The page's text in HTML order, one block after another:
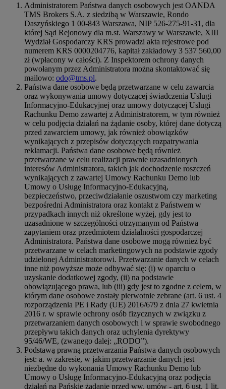
Administratorem Państwa danych osobowych jest OANDA
TMS Brokers S.A. z siedzibą w Warszawie, Rondo
Daszyńskiego 1 00-843 Warszawa, NIP 526-275-91-31, dla
której Sąd Rejonowy dla m.st. Warszawy w Warszawie, XIII
Wydział Gospodarczy KRS prowadzi akta rejestrowe pod
numerem KRS 0000204776, kapitał zakładowy 3 537 560,00
zł (wpłacony w całości). Z Inspektorem ochrony danych
powołanym przez Administratora można skontaktować się
mailowo: odo@tms.pl.
Państwa dane osobowe będą przetwarzane w celu zawarcia
oraz wykonywania umowy dotyczącej świadczenia Usługi
Informacyjno-Edukacyjnej oraz umowy dotyczącej Usługi
Rachunku Demo zawartej z Administratorem, w tym również
w celu podjęcia działań na żądanie osoby, której dane dotyczą
przed zawarciem umowy, jak również obowiązków
wynikających z przepisów dotyczących rozpatrywania
reklamacji. Państwa dane osobowe będą również
przetwarzane w celu realizacji prawnie uzasadnionych
interesów Administratora, takich jak dochodzenie roszczeń
wynikających z zawartej Umowy Rachunku Demo lub
Umowy o Usługę Informacyjno-Edukacyjną,
bezpieczeństwo, przeciwdziałanie oszustwom czy marketing
bezpośredni Administratora oraz kontakt z Państwem w
przypadkach innych niż określone wyżej, gdy jest to
uzasadnione w szczególności otrzymanym od Państwa
zapytaniem oraz przedmiotem działalności gospodarczej
Administratora. Państwa dane osobowe mogą również być
przetwarzane w celach marketingowych na podstawie zgody
udzielonej Administratorowi. Przetwarzanie danych w celach
inne niż powyższe może odbywać się: (i) w oparciu o
uzyskanie dodatkowej zgody, (ii) na podstawie
obowiązującego prawa, lub (iii) gdy jest to zgodne z celem, w
którym dane osobowe zostały pierwotnie zebrane (art. 6 ust. 4
rozporządzenia PE i Rady (UE) 2016/679 z dnia 27 kwietnia
2016 r. w sprawie ochrony osób fizycznych w związku z
przetwarzaniem danych osobowych i w sprawie swobodnego
przepływu takich danych oraz uchylenia dyrektywy
95/46/WE, (zwanego dalej: „RODO”).
Podstawą prawną przetwarzania Państwa danych osobowych
jest: a. w zakresie, w jakim przetwarzanie danych jest
niezbędne do wykonania Umowy Rachunku Demo lub
Umowy o Usługę Informacyjno-Edukacyjną oraz podjęcia
działań na Pańskie żądanie przed ww. umów - art. 6 ust. 1 lit.